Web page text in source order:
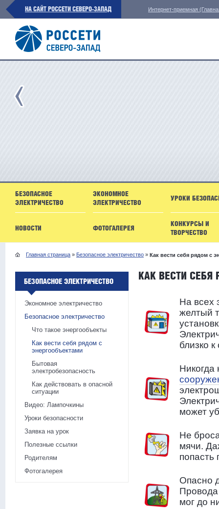
НА САЙТ РОССЕТИ СЕВЕРО-ЗАПАД Интернет-приемная
БЕЗОПАСНОЕ
ЭЛЕКТРИЧЕСТВО
ЭКОНОМНОЕ
ЭЛЕКТРИЧЕСТВО
УРОКИ
НОВОСТИ ФОТОГАЛЕРЕЯ
КОНКУРСЫ И
ТВОРЧЕСТВО
Главная страница » Безопасное электричество » Как вести себя рядом с
БЕЗОПАСНОЕ ЭЛЕКТРИЧЕСТВО
Экономное электричество
Безопасное электричество
Что такое энергообъекты
Как вести себя рядом с
энергообъектами
Бытовая
электробезопасность
Как действовать в опасной
ситуации
Видео: Лампочкины
Уроки безопасности
Заявка на урок
Полезные ссылки
Родителям
Фотогалерея
КАК ВЕСТИ
На всех
желтый
близко
может
Не
мячи.
попасть
Опасно
Провода
мог до